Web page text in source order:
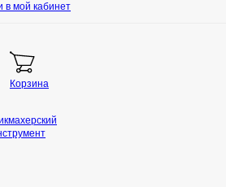
в мой кабинет
Корзина